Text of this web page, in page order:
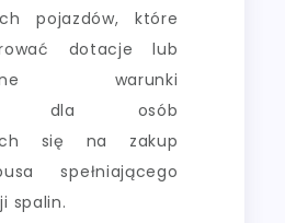
pojazdów, które
dotacje lub
warunki
dla osób
się na zakup
spełniającego
spalin.